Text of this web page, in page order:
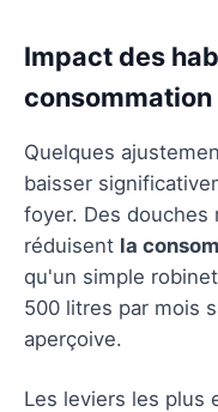
Impact des
consommation
Quelques
baisser
foyer. Des douches
réduisent la
qu'un simple
500 litres par mois
aperçoive.
Les leviers les plus